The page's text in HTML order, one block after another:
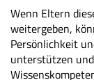
Wenn Eltern
weitergeben,
Persönlichkeit
unterstützen